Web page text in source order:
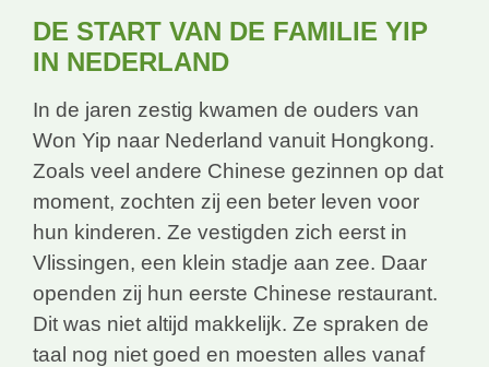
DE START VAN DE FAMILIE YIP
IN NEDERLAND
In de jaren zestig kwamen de ouders van
Won Yip naar Nederland vanuit Hongkong.
Zoals veel andere Chinese gezinnen op dat
moment, zochten zij een beter leven voor
hun kinderen. Ze vestigden zich eerst in
Vlissingen, een klein stadje aan zee. Daar
openden zij hun eerste Chinese restaurant.
Dit was niet altijd makkelijk. Ze spraken de
taal nog niet goed en moesten alles vanaf